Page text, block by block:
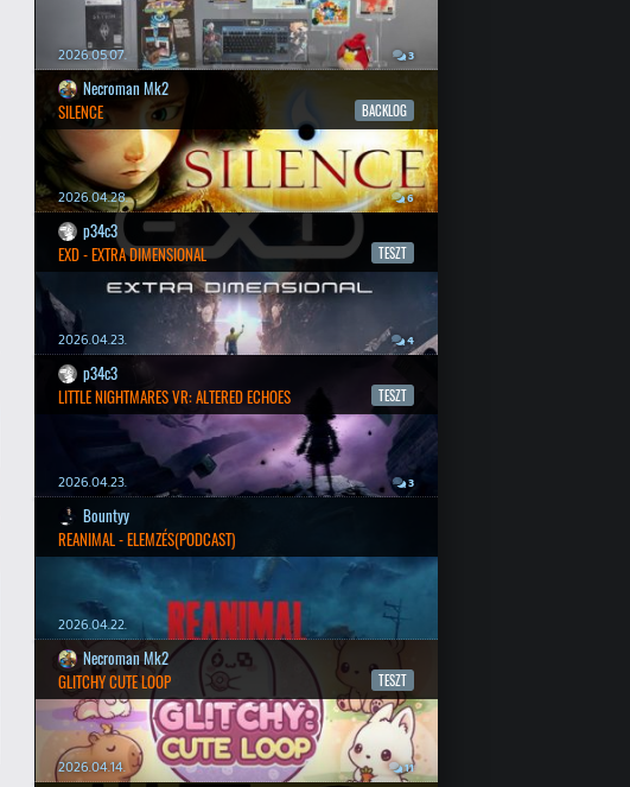
2026.05.07. 3
Necroman Mk2
SILENCE
BACKLOG
2026.04.28. 6
p34c3
EXD - EXTRA DIMENSIONAL
TESZT
2026.04.23. 4
p34c3
LITTLE NIGHTMARES VR: ALTERED ECHOES
TESZT
2026.04.23. 3
Bountyy
REANIMAL - ELEMZÉS(PODCAST)
2026.04.22.
Necroman Mk2
GLITCHY CUTE LOOP
TESZT
2026.04.14. 11